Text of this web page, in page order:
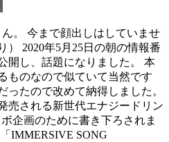
。 今まで顔出しはしていませ
） 2020年5月25日の朝の情報番
開し、話題になりました。 本
ものなので似ていて当然です
ったので改めて納得しました。
売される新世代エナジードリン
企画のために書き下ろされま
IMMERSIVE SONG